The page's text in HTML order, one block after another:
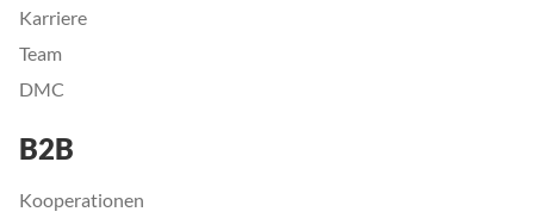
Karriere
Team
DMC
B2B
Kooperationen